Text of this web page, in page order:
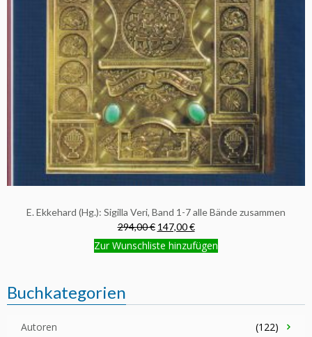
E. Ekkehard (Hg.): Sigilla Veri, Band 1-7 alle Bände zusammen
294,00 € 147,00 €
Zur Wunschliste hinzufügen
Buchkategorien
Autoren
(122)